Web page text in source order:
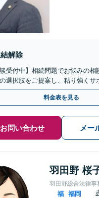
解除
談受付中】相続問題でお悩みの
選択肢をご提案し、粘り強くサ
料金表を見る
問い合わせ メー
羽田野 桜
羽田野総合法律事
福
福岡